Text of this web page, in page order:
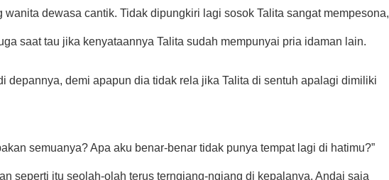
dewasa cantik. Tidak dipungkiri lagi sosok Talita sangat mempesona,
saat tau jika kenyataannya Talita sudah mempunyai pria idaman lain.
depannya, demi apapun dia tidak rela jika Talita di sentuh apalagi dimiliki
semuanya? Apa aku benar-benar tidak punya tempat lagi di hatimu?”
seperti itu seolah-olah terus terngiang-ngiang di kepalanya. Andai saja